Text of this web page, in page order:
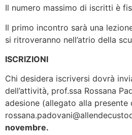
Il numero massimo di iscritti è
Il primo incontro sarà una
si ritroveranno nell’atrio della
ISCRIZIONI
Chi desidera iscriversi dovrà
dell’attività, prof.ssa Rossana
adesione (allegato alla presente
novembre.